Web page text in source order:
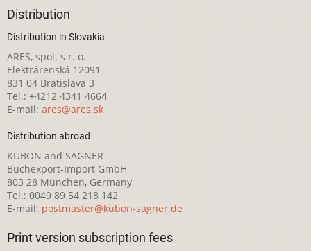
Distribution
Distribution in Slovakia
ARES, spol. s r. o.
Elektrárenská 12091
831 04 Bratislava 3
Tel.: +4212 4341 4664
E-mail: ares@ares.sk
Distribution abroad
KUBON and SAGNER
Buchexport-Import GmbH
803 28 München, Germany
Tel.: 0049 89 54 218 142
E-mail: postmaster@kubon-sagner.de
Print version subscription fees